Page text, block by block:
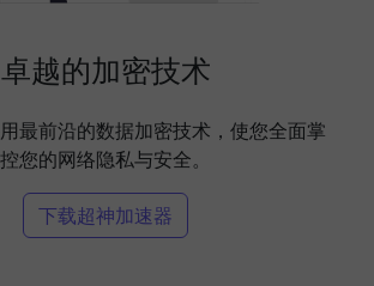
卓越的加密技术
最前沿的数据加密技术，使您全面掌
控您的网络隐私与安全。
下载超神加速器